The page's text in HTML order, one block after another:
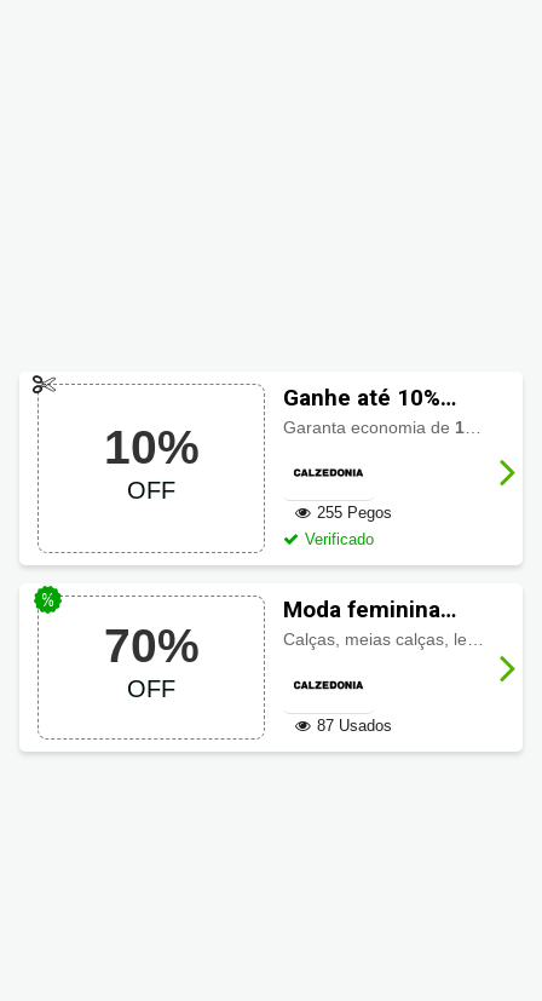
10%
OFF
Ganhe até 10%
OFF usando
Garanta economia de 10% de desconto
255 Pegos
Verificado
70%
OFF
Moda feminina
Calzedonia com
87 Usados